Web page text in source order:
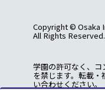
Copyright © Osaka
All Rights Reserved.
学園の許可なく、
を禁じます。転載
い合わせください。